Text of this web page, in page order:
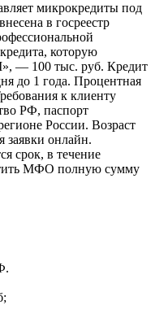
микрокредиты под
в госреестр
которую
— 100 тыс. руб. Кредит
до 1 года. Процентная
к клиенту
РФ, паспорт
России. Возраст
онлайн.
срок, в течение
МФО полную сумму